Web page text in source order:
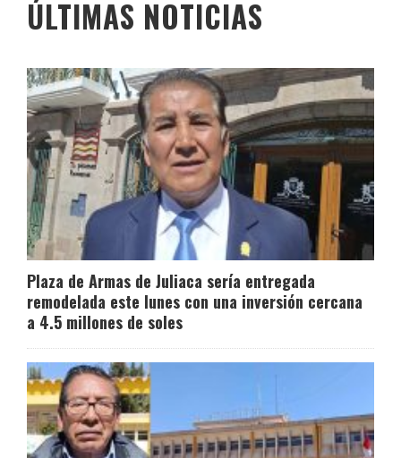
ÚLTIMAS NOTICIAS
Plaza de Armas de Juliaca sería entregada
remodelada este lunes con una inversión cercana
a 4.5 millones de soles